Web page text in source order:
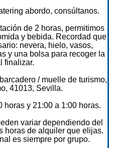
abordo, consúltanos.
de 2 horas, permitimos
y bebida. Recordad que
nevera, hielo, vasos,
y una bolsa para recoger la
finalizar.
/ muelle de turismo,
41013, Sevilla.
horas y 21:00 a 1:00 horas.
variar dependiendo del
horas de alquiler que elijas.
es siempre por grupo.